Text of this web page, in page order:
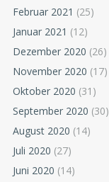
Februar 2021 (25)
Januar 2021 (12)
Dezember 2020 (26)
November 2020 (17)
Oktober 2020 (31)
September 2020 (30)
August 2020 (14)
Juli 2020 (27)
Juni 2020 (14)